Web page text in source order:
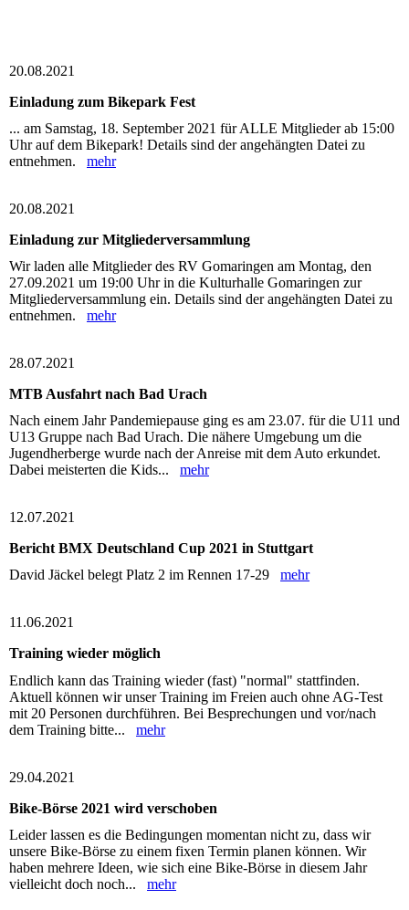
20.08.2021
Einladung zum Bikepark Fest
... am Samstag, 18. September 2021 für ALLE Mitglieder ab 15:00
Uhr auf dem Bikepark! Details sind der angehängten Datei zu
entnehmen. mehr
20.08.2021
Einladung zur Mitgliederversammlung
Wir laden alle Mitglieder des RV Gomaringen am Montag, den
27.09.2021 um 19:00 Uhr in die Kulturhalle Gomaringen zur
Mitgliederversammlung ein. Details sind der angehängten Datei zu
entnehmen. mehr
28.07.2021
MTB Ausfahrt nach Bad Urach
Nach einem Jahr Pandemiepause ging es am 23.07. für die U11 und
U13 Gruppe nach Bad Urach. Die nähere Umgebung um die
Jugendherberge wurde nach der Anreise mit dem Auto erkundet.
Dabei meisterten die Kids... mehr
12.07.2021
Bericht BMX Deutschland Cup 2021 in Stuttgart
David Jäckel belegt Platz 2 im Rennen 17-29 mehr
11.06.2021
Training wieder möglich
Endlich kann das Training wieder (fast) "normal" stattfinden.
Aktuell können wir unser Training im Freien auch ohne AG-Test
mit 20 Personen durchführen. Bei Besprechungen und vor/nach
dem Training bitte... mehr
29.04.2021
Bike-Börse 2021 wird verschoben
Leider lassen es die Bedingungen momentan nicht zu, dass wir
unsere Bike-Börse zu einem fixen Termin planen können. Wir
haben mehrere Ideen, wie sich eine Bike-Börse in diesem Jahr
vielleicht doch noch... mehr